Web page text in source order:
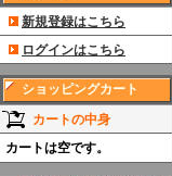
新規登録はこちら
ログインはこちら
ショッピングカート
カートの中身
カートは空です。